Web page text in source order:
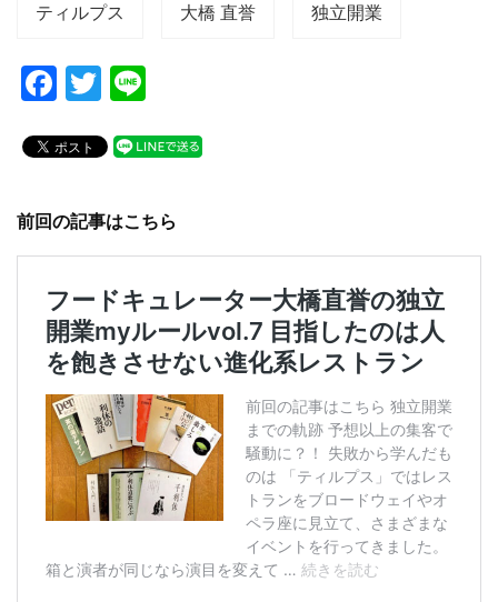
ティルプス 大橋 直誉 独立開業
F
c
b
o
o
k
T
tt
e
前回の記事はこちら